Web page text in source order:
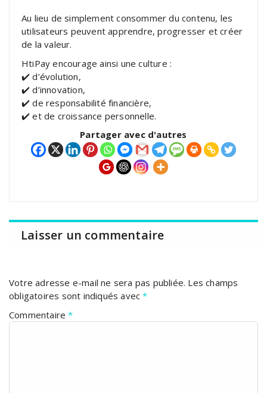
Au lieu de simplement consommer du contenu, les
utilisateurs peuvent apprendre, progresser et créer
de la valeur.
HtiPay encourage ainsi une culture :
✔️ d’évolution,
✔️ d’innovation,
✔️ de responsabilité financière,
✔️ et de croissance personnelle.
Partager avec d'autres
Laisser un commentaire
Votre adresse e-mail ne sera pas publiée. Les champs
obligatoires sont indiqués avec*
Commentaire*